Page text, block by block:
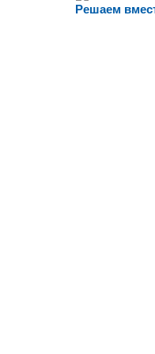
Решаем